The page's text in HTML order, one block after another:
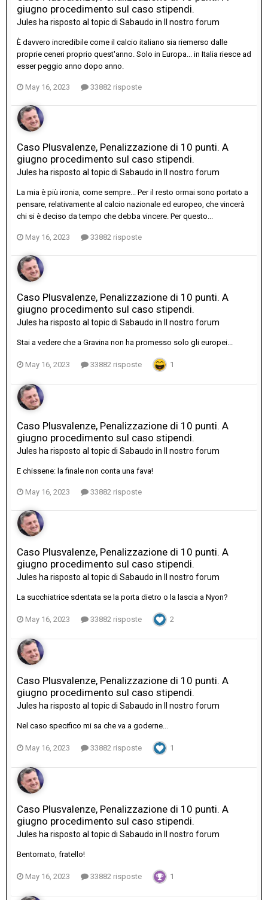
giugno procedimento sul caso stipendi.
Jules ha risposto al topic di Sabaudo in Il nostro forum
È davvero incredibile come il calcio italiano sia riemerso dalle
proprie ceneri proprio quest'anno. Solo in Europa... in Italia riesce ad
esser peggio anno dopo anno.
May 16, 2023 33882 risposte
Caso Plusvalenze, Penalizzazione di 10 punti. A
giugno procedimento sul caso stipendi.
Jules ha risposto al topic di Sabaudo in Il nostro forum
La mia è più ironia, come sempre... Per il resto ormai sono portato a
pensare, relativamente al calcio nazionale ed europeo, che vincerà
chi si è deciso da tempo che debba vincere. Per questo...
May 16, 2023 33882 risposte
Caso Plusvalenze, Penalizzazione di 10 punti. A
giugno procedimento sul caso stipendi.
Jules ha risposto al topic di Sabaudo in Il nostro forum
Stai a vedere che a Gravina non ha promesso solo gli europei...
May 16, 2023 33882 risposte 1
Caso Plusvalenze, Penalizzazione di 10 punti. A
giugno procedimento sul caso stipendi.
Jules ha risposto al topic di Sabaudo in Il nostro forum
E chissene: la finale non conta una fava!
May 16, 2023 33882 risposte
Caso Plusvalenze, Penalizzazione di 10 punti. A
giugno procedimento sul caso stipendi.
Jules ha risposto al topic di Sabaudo in Il nostro forum
La succhiatrice sdentata se la porta dietro o la lascia a Nyon?
May 16, 2023 33882 risposte 2
Caso Plusvalenze, Penalizzazione di 10 punti. A
giugno procedimento sul caso stipendi.
Jules ha risposto al topic di Sabaudo in Il nostro forum
Nel caso specifico mi sa che va a goderne...
May 16, 2023 33882 risposte 1
Caso Plusvalenze, Penalizzazione di 10 punti. A
giugno procedimento sul caso stipendi.
Jules ha risposto al topic di Sabaudo in Il nostro forum
Bentornato, fratello!
May 16, 2023 33882 risposte 1